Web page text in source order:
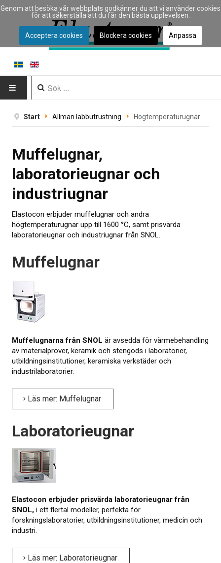
Instrumenttyp
Typ av materialprovning
Tillverkare
Tillämpningar
KALIBRERING
PROVNING
Provningsmetoder
MER INFO
Presentationer från webbkonferens
Elastocons webbinarier
Ladda ner dokument
Om provning
Om kalibrering
Utbildning
OM OSS
Start Allmän labbutrustning Högtemperaturugnar
Muffelugnar,
laboratorieugnar och
industriugnar
Elastocon erbjuder muffelugnar och andra
högtemperaturugnar upp till 1600 °C, samt prisvärda
laboratorieugnar och industriugnar från SNOL.
Muffelugnar
Muffelugnarna från SNOL är avsedda för värmebehandling
av materialprover, keramik och stengods i laboratorier,
utbildningsinstitutioner, keramiska verkstäder och
industrilaboratorier.
Läs mer: Muffelugnar
Laboratorieugnar
Elastocon erbjuder prisvärda laboratorieugnar från
SNOL, i ett flertal modeller, perfekta för
forskningslaboratorier, utbildningsinstitutioner, medicin och
industri.
Läs mer: Laboratorieugnar
Genom att besöka vår webbplats godkänner du att vi använder cookies
för att säkerställa att du får den bästa upplevelsen.
Acceptera cookies Blockera cookies Anpassa